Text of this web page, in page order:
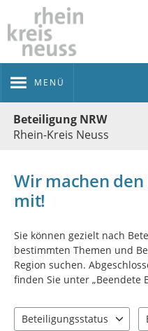
MENÜ
Beteiligung NRW
Rhein-Kreis Neuss
Wir machen den
mit!
Sie können gezielt nach
bestimmten Themen und
Region suchen.
finden Sie unter „Beendete
Beteiligungsstatus